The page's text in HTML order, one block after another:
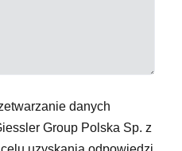
danych
Group Polska Sp. z